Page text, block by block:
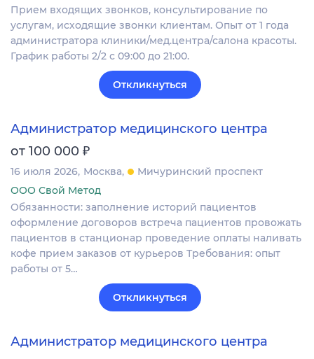
Прием входящих звонков, консультирование по
услугам, исходящие звонки клиентам. Опыт от 1 года
администратора клиники/мед.центра/салона красоты.
График работы 2/2 с 09:00 до 21:00.
Откликнуться
Администратор медицинского центра
от 100 000 ₽
16 июля 2026 Москва
Мичуринский проспект
ООО Свой Метод
Обязанности: заполнение историй пациентов
оформление договоров встреча пациентов провожать
пациентов в станционар проведение оплаты наливать
кофе прием заказов от курьеров Требования: опыт
работы от 5…
Откликнуться
Администратор медицинского центра